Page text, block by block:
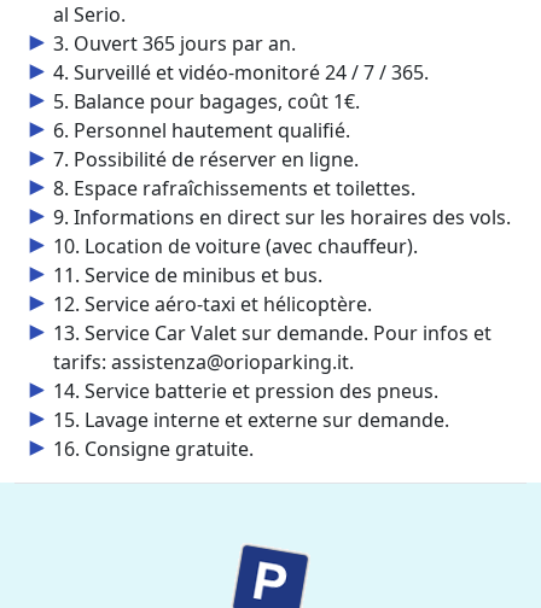
al Serio.
3. Ouvert 365 jours par an.
4. Surveillé et vidéo‑monitoré 24 / 7 / 365.
5. Balance pour bagages, coût 1€.
6. Personnel hautement qualifié.
7. Possibilité de réserver en ligne.
8. Espace rafraîchissements et toilettes.
9. Informations en direct sur les horaires des vols.
10. Location de voiture (avec chauffeur).
11. Service de minibus et bus.
12. Service aéro‑taxi et hélicoptère.
13. Service Car Valet sur demande. Pour infos et
tarifs: assistenza@orioparking.it.
14. Service batterie et pression des pneus.
15. Lavage interne et externe sur demande.
16. Consigne gratuite.